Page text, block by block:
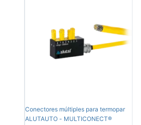
Conectores múltiples para termopar
ALUTAUTO - MULTICONECT®